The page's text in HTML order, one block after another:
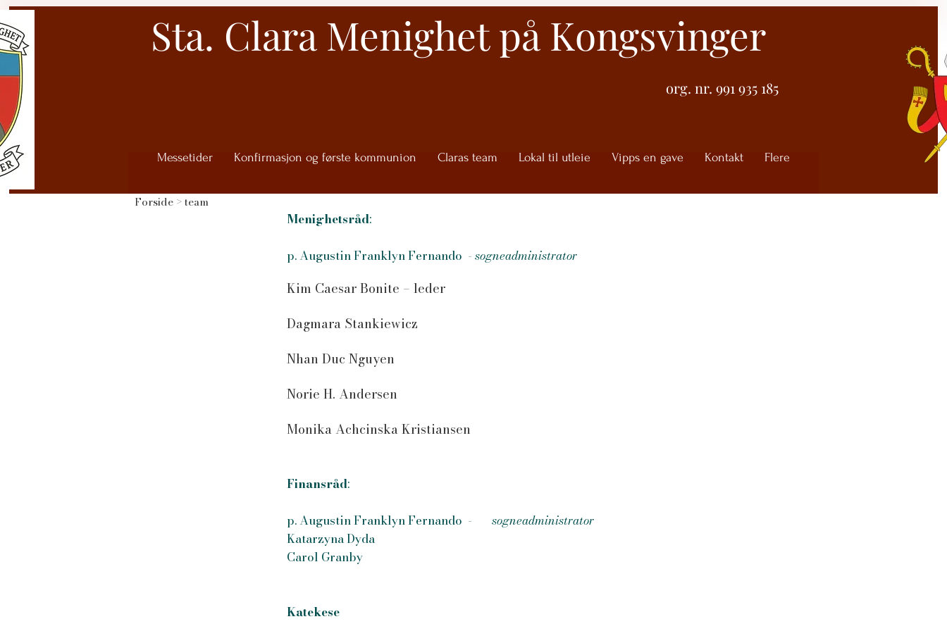
Sta. Clara Menighet på Kongsvinger
org. nr. 991 935 185
Messetider Konfirmasjon og første kommunion Claras team Lokal til utleie Vipps en gave Kontakt Flere
Forside > team
Menighetsråd:
p. Augustin Franklyn Fernando -sogneadministrator
Kim Caesar Bonite – leder
Dagmara Stankiewicz
Nhan Duc Nguyen
Norie H. Andersen
Monika Achcinska Kristiansen
Finansråd:
p. Augustin Franklyn Fernando - sogneadministrator
Katarzyna Dyda
Carol Granby
Katekese